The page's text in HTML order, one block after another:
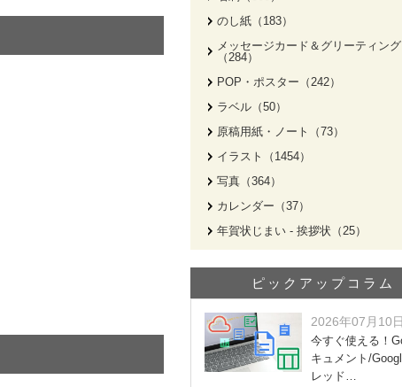
のし紙（183）
メッセージカード＆グリーティン
（284）
POP・ポスター（242）
ラベル（50）
原稿用紙・ノート（73）
イラスト（1454）
写真（364）
カレンダー（37）
年賀状じまい - 挨拶状（25）
ピックアップコラム
2026年07月10日
今すぐ使える！
キュメント/
レッド…